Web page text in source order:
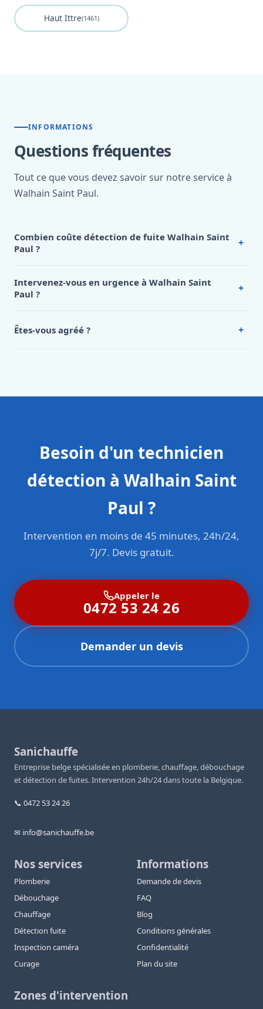
Haut Ittre(1461)
INFORMATIONS
Questions fréquentes
Tout ce que vous devez savoir sur notre service à
Walhain Saint Paul.
Combien coûte détection de fuite Walhain Saint
Paul ?
+
Walhain Saint Paul, appelez le 0472 53 24 26.
Intervenez-vous en urgence à Walhain Saint
Paul ?
+
Êtes-vous agréé ? +
Besoin d'un technicien
détection à Walhain Saint
Paul ?
Intervention en moins de 45 minutes, 24h/24,
7j/7. Devis gratuit.
Appeler le
0472 53 24 26
Demander un devis
Sanichauffe
Entreprise belge spécialisée en plomberie, chauffage, débouchage
et détection de fuites. Intervention 24h/24 dans toute la Belgique.
📞 0472 53 24 26
✉ info@sanichauffe.be
Nos services
Plomberie
Débouchage
Chauffage
Détection fuite
Inspection caméra
Curage
Informations
Demande de devis
FAQ
Blog
Conditions générales
Confidentialité
Plan du site
Zones d'intervention